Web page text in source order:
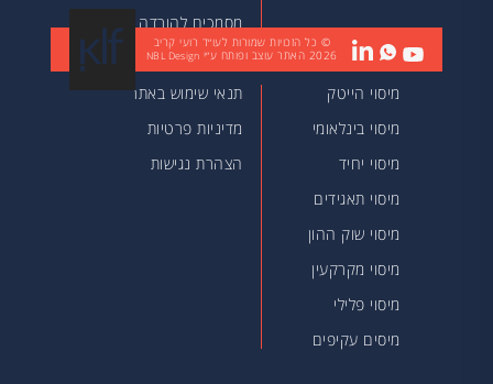
מסמכים להורדה
מאמרים
מיסוי הייטק
מיסוי בינלאומי
מיסוי יחיד
מיסוי תאגידים
מיסוי שוק ההון
מיסוי מקרקעין
מיסוי פלילי
מיסים עקיפים
תנאי שימוש באתר
מדיניות פרטיות
הצהרת נגישות
© כל הזכויות שמורות לעו״ד רועי קריב
2026 האתר עוצב ופותח ע״י NBL Design